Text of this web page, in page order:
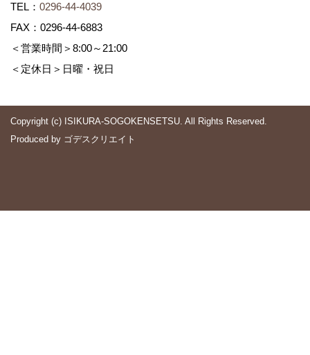
TEL： 0296-44-4039
FAX：0296-44-6883
＜営業時間＞8:00～21:00
＜定休日＞日曜・祝日
Copyright (c) ISIKURA-SOGOKENSETSU. All Rights Reserved.
Produced by ゴデスクリエイト